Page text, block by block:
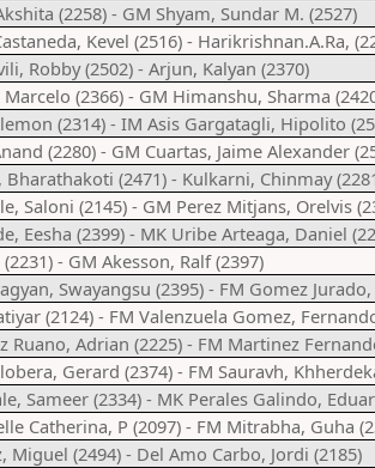
(2258) - GM Shyam, Sundar M. (2527)
Kevel (2516) - Harikrishnan.A.Ra,
Robby (2502) - Arjun, Kalyan (2370)
(2366) - GM Himanshu, Sharma
(2314) - IM Asis Gargatagli, Hipolito
(2280) - GM Cuartas, Jaime Alexander
Bharathakoti (2471) - Kulkarni, Chinmay
Saloni (2145) - GM Perez Mitjans, Orelvis
Eesha (2399) - MK Uribe Arteaga, Daniel
- GM Akesson, Ralf (2397)
Swayangsu (2395) - FM Gomez
(2124) - FM Valenzuela Gomez,
Ruano, Adrian (2225) - FM Martinez
Gerard (2374) - FM Sauravh,
Sameer (2334) - MK Perales Galindo,
Catherina, P (2097) - FM Mitrabha, Guha
Miguel (2494) - Del Amo Carbo, Jordi (2185)